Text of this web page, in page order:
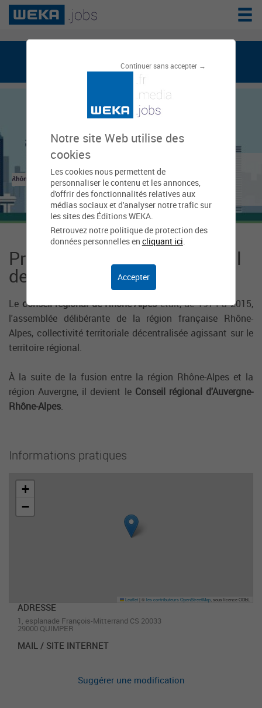
Continuer sans accepter →
Notre site Web utilise des
cookies
Les cookies nous permettent de
personnaliser le contenu et les annonces,
d'offrir des fonctionnalités relatives aux
médias sociaux et d'analyser notre trafic sur
les sites des Éditions WEKA.
Retrouvez notre politique de protection des
données personnelles en cliquant ici.
Accepter
weka.jobs, le réseau de l'emploi public
Conseil régional de
Rhône-Alpes
Présentation Conseil régional
de Rhône-Alpes
Le conseil régional de Rhône-Alpesétait, de 1974 à 2015,
l'assemblée délibérante de la région française Rhône-
Alpes, collectivité territoriale décentralisée agissant sur le
territoire régional.
À la suite de la fusion entre la région Rhône-Alpes et la
région Auvergne, il devient le Conseil régional d'Auvergne-
Rhône-Alpes.
Informations pratiques
+
−
Leaflet ©les contributeurs OpenStreetMap , sous licence ODbL
ADRESSE
1, esplanade François-Mitterrand CS 20033
29000 QUIMPER
MAIL / SITE INTERNET
Suggérer une modification